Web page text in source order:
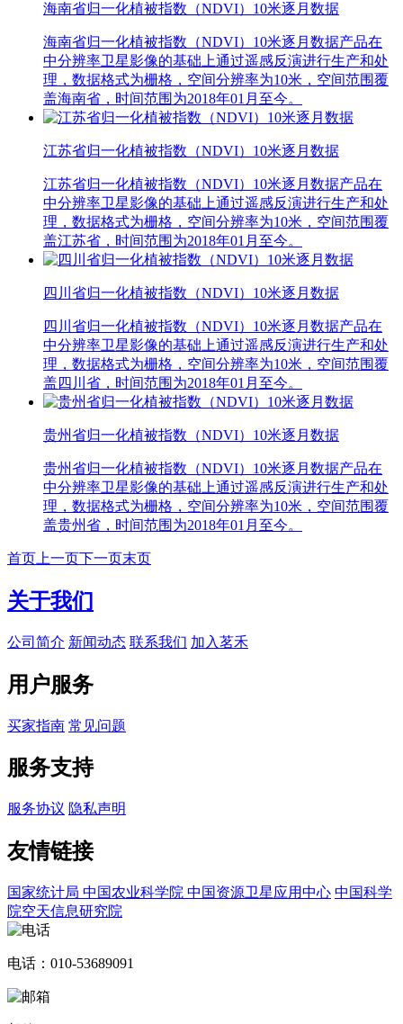
海南省归一化植被指数（NDVI）10米逐月数据
海南省归一化植被指数（NDVI）10米逐月数据产品在
中分辨率卫星影像的基础上通过遥感反演进行生产和处
理，数据格式为栅格，空间分辨率为10米，空间范围覆
盖海南省，时间范围为2018年01月至今。
江苏省归一化植被指数（NDVI）10米逐月数据
江苏省归一化植被指数（NDVI）10米逐月数据产品在
中分辨率卫星影像的基础上通过遥感反演进行生产和处
理，数据格式为栅格，空间分辨率为10米，空间范围覆
盖江苏省，时间范围为2018年01月至今。
四川省归一化植被指数（NDVI）10米逐月数据
四川省归一化植被指数（NDVI）10米逐月数据产品在
中分辨率卫星影像的基础上通过遥感反演进行生产和处
理，数据格式为栅格，空间分辨率为10米，空间范围覆
盖四川省，时间范围为2018年01月至今。
贵州省归一化植被指数（NDVI）10米逐月数据
贵州省归一化植被指数（NDVI）10米逐月数据产品在
中分辨率卫星影像的基础上通过遥感反演进行生产和处
理，数据格式为栅格，空间分辨率为10米，空间范围覆
盖贵州省，时间范围为2018年01月至今。
首页 上一页下一页末页
关于我们
公司简介 新闻动态 联系我们 加入茗禾
用户服务
买家指南 常见问题
服务支持
服务协议 隐私声明
友情链接
国家统计局 中国农业科学院 中国资源卫星应用中心 中国科学
院空天信息研究院
电话：010-53689091